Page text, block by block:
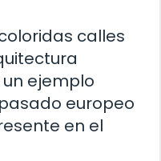
calles
ejemplo
europeo
en el